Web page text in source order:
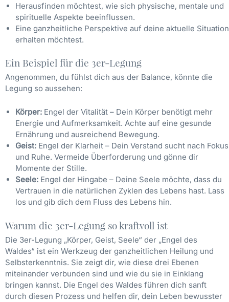
Herausfinden möchtest, wie sich physische, mentale und
spirituelle Aspekte beeinflussen.
Eine ganzheitliche Perspektive auf deine aktuelle Situation
erhalten möchtest.
Ein Beispiel für die 3er-Legung
Angenommen, du fühlst dich aus der Balance, könnte die
Legung so aussehen:
Körper: Engel der Vitalität – Dein Körper benötigt mehr
Energie und Aufmerksamkeit. Achte auf eine gesunde
Ernährung und ausreichend Bewegung.
Geist: Engel der Klarheit – Dein Verstand sucht nach Fokus
und Ruhe. Vermeide Überforderung und gönne dir
Momente der Stille.
Seele: Engel der Hingabe – Deine Seele möchte, dass du
Vertrauen in die natürlichen Zyklen des Lebens hast. Lass
los und gib dich dem Fluss des Lebens hin.
Warum die 3er-Legung so kraftvoll ist
Die 3er-Legung „Körper, Geist, Seele“ der „Engel des
Waldes“ ist ein Werkzeug der ganzheitlichen Heilung und
Selbsterkenntnis. Sie zeigt dir, wie diese drei Ebenen
miteinander verbunden sind und wie du sie in Einklang
bringen kannst. Die Engel des Waldes führen dich sanft
durch diesen Prozess und helfen dir, dein Leben bewusster